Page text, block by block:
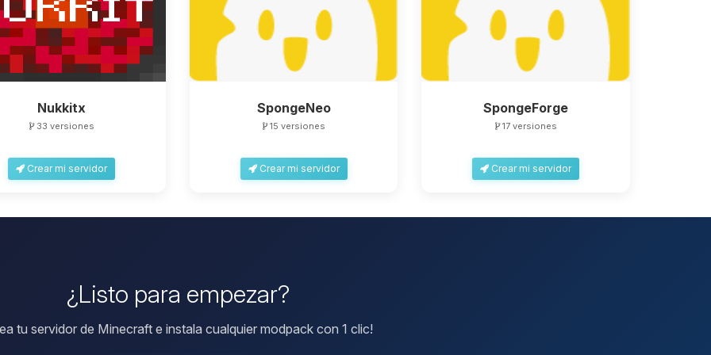
Nukkitx
33 versiones
Crear mi servidor
SpongeNeo
15 versiones
Crear mi servidor
SpongeForge
17 versiones
Crear mi servidor
¿Listo para empezar?
tu servidor de Minecraft e instala cualquier modpack con 1 clic!